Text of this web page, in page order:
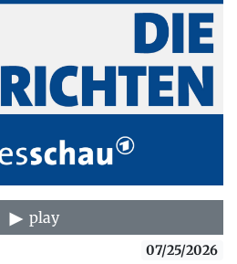
play
07/25/2026